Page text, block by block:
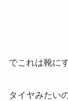
でこれは靴に
タイヤみたい